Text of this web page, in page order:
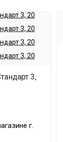
3,
г.